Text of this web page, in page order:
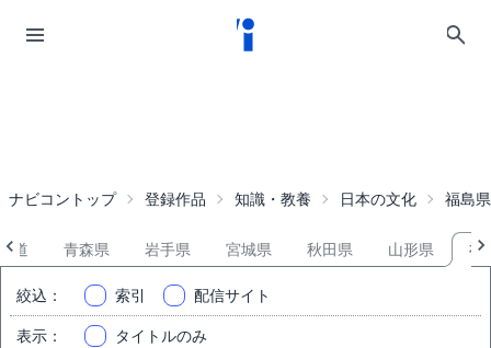
ナビコントップ 登録作品 知識・教養 日本の文化 福島県
道 青森県 岩手県 宮城県 秋田県 山形県 福
絞込 ： 索引 配信サイト
表示 ： タイトルのみ